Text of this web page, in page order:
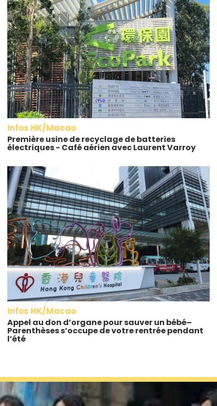
Infos HK/Macao
Première usine de recyclage de batteries
électriques - Café aérien avec Laurent Varroy
Infos HK/Macao
Appel au don d’organe pour sauver un bébé–
Parenthèses s’occupe de votre rentrée pendant
l’été